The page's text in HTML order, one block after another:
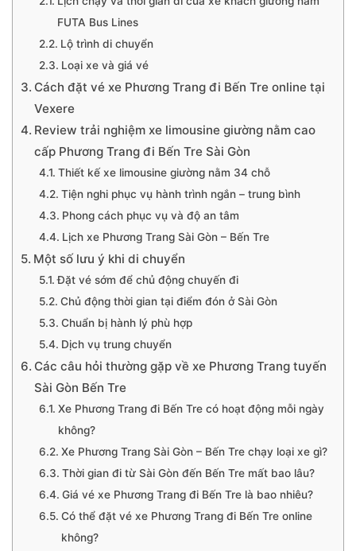
FUTA Bus Lines
Lộ trình di chuyển
Loại xe và giá vé
Cách đặt vé xe Phương Trang đi Bến Tre online tại
Vexere
Review trải nghiệm xe limousine giường nằm cao
cấp Phương Trang đi Bến Tre Sài Gòn
Thiết kế xe limousine giường nằm 34 chỗ
Tiện nghi phục vụ hành trình ngắn – trung bình
Phong cách phục vụ và độ an tâm
Lịch xe Phương Trang Sài Gòn – Bến Tre
Một số lưu ý khi di chuyển
Đặt vé sớm để chủ động chuyến đi
Chủ động thời gian tại điểm đón ở Sài Gòn
Chuẩn bị hành lý phù hợp
Dịch vụ trung chuyển
Các câu hỏi thường gặp về xe Phương Trang tuyến
Sài Gòn Bến Tre
Xe Phương Trang đi Bến Tre có hoạt động mỗi ngày
không?
Xe Phương Trang Sài Gòn – Bến Tre chạy loại xe gì?
Thời gian đi từ Sài Gòn đến Bến Tre mất bao lâu?
Giá vé xe Phương Trang đi Bến Tre là bao nhiêu?
Có thể đặt vé xe Phương Trang đi Bến Tre online
không?